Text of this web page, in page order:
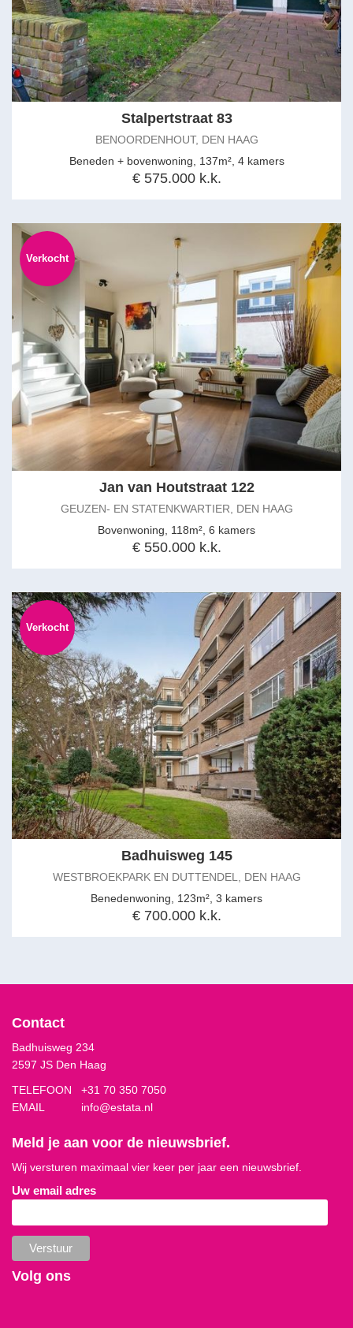
Stalpertstraat 83
BENOORDENHOUT, DEN HAAG
Beneden + bovenwoning, 137m², 4 kamers
€ 575.000 k.k.
Verkocht
Jan van Houtstraat 122
GEUZEN- EN STATENKWARTIER, DEN HAAG
Bovenwoning, 118m², 6 kamers
€ 550.000 k.k.
Verkocht
Badhuisweg 145
WESTBROEKPARK EN DUTTENDEL, DEN HAAG
Benedenwoning, 123m², 3 kamers
€ 700.000 k.k.
Contact
Badhuisweg 234
2597 JS Den Haag
TELEFOON +31 70 350 7050
EMAIL
info@estata.nl
Meld je aan voor de nieuwsbrief.
Wij versturen maximaal vier keer per jaar een nieuwsbrief.
Uw email adres
Volg ons